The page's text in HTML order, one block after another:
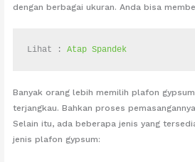
dengan berbagai ukuran. Anda bisa
Lihat : Atap Spandek
Banyak orang lebih memilih plafon
terjangkau. Bahkan proses
Selain itu, ada beberapa jenis yang
jenis plafon gypsum: